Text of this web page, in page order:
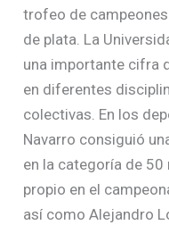
trofeo de
de plata. La
una importante cifra
en diferentes
colectivas. En los
Navarro consiguió
en la categoría de
propio en el
así como Alejandro